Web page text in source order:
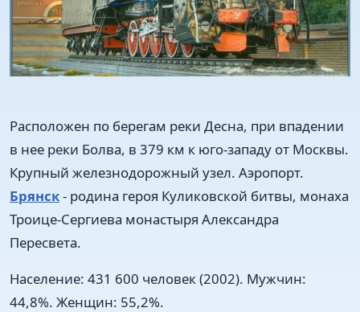
Расположен по берегам реки Десна, при впадении
в нее реки Болва, в 379 км к юго-западу от Москвы.
Крупный железнодорожный узел. Аэропорт.
Брянск- родина героя Куликовской битвы, монаха
Троице-Сергиева монастыря Александра
Пересвета.
Население: 431 600 человек (2002). Мужчин:
44,8%. Женщин: 55,2%.